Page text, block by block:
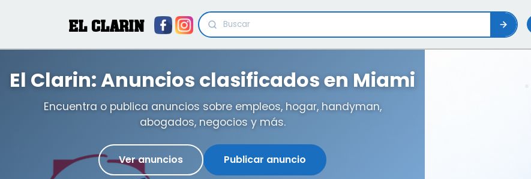
EL CLARIN
El Clarin: Anuncios clasificados en Miami
Encuentra o publica anuncios sobre empleos, hogar, handyman,
abogados, negocios y más.
Ver anuncios Publicar anuncio